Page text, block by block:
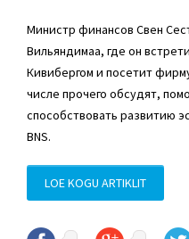
Министр финансов Свен
Вильяндимаа, где он
Кивибергом и посетит
числе прочего обсудят,
способствовать развитию
BNS.
LOE KOGU ARTIKLIT